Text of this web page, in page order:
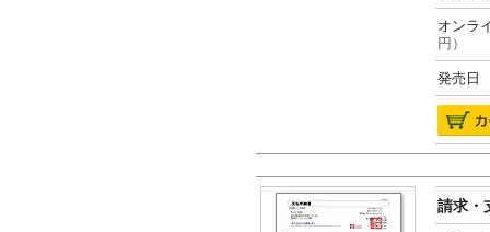
オン
円）
発売日
請求・